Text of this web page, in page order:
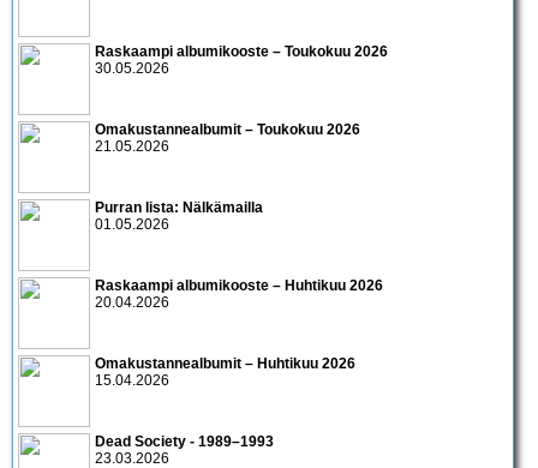
Raskaampi albumikooste – Toukokuu 2026
30.05.2026
Omakustannealbumit – Toukokuu 2026
21.05.2026
Purran lista: Nälkämailla
01.05.2026
Raskaampi albumikooste – Huhtikuu 2026
20.04.2026
Omakustannealbumit – Huhtikuu 2026
15.04.2026
Dead Society - 1989–1993
23.03.2026